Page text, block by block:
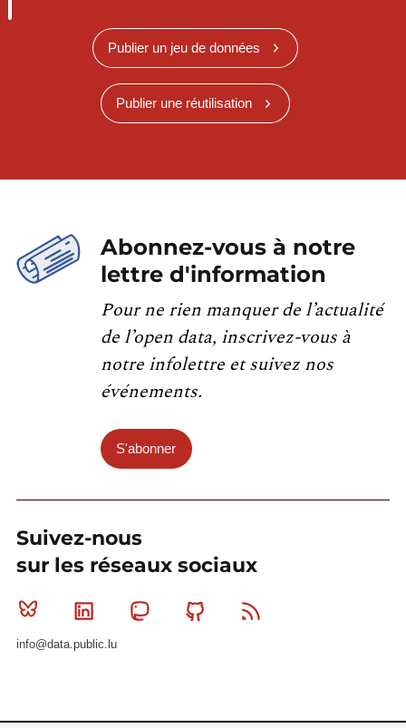
Publier un jeu de données
Publier une réutilisation
Abonnez-vous à notre
lettre d'information
Pour ne rien manquer de l’actualité
de l’open data, inscrivez-vous à
notre infolettre et suivez nos
événements.
S'abonner
Suivez-nous
sur les réseaux sociaux
Bluesky Linkedin MastodonGithub
info@data.public.lu